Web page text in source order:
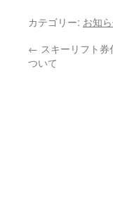
カテゴリー: お知
← スキーリフト
ついて